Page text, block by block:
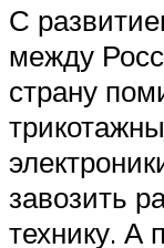
С
между
страну
завозить
технику. А